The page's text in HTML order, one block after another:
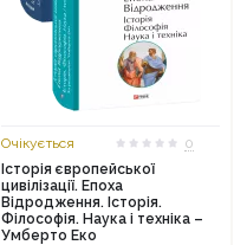
Очікується
0
Історія європейської
цивілізації. Епоха
Відродження. Історія.
Філософія. Наука і техніка –
Умберто Еко